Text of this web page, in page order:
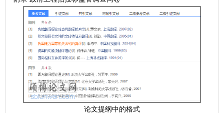
论文提纲中的格式